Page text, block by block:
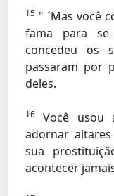
15 " ´Mas você
fama para
concedeu os
passaram por
deles.
16
Você usou
adornar
sua
acontecer